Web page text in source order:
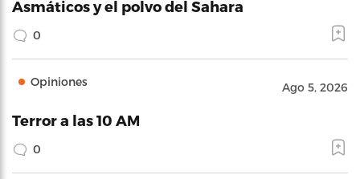
Asmáticos y el polvo del Sahara
0
Opiniones Ago 5, 2026
Terror a las 10 AM
0